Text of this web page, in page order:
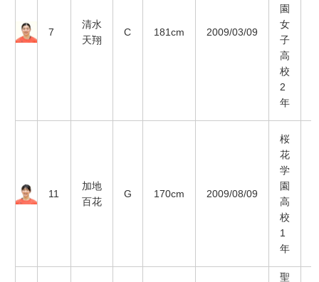
7
清水
天翔
C 181cm 2009/03/09
園
女
子
高
校
2
年
11
加地
百花
G 170cm 2009/08/09
桜
花
学
園
高
校
1
年
聖